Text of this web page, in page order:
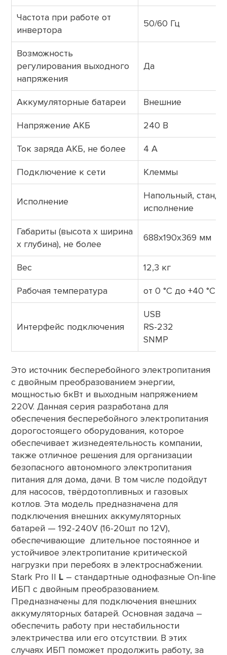
Частота при работе от
инвертора
50/60 Гц
Возможность
регулирования выходного
напряжения
Да
Аккумуляторные батареи Внешние
Напряжение АКБ 240 В
Ток заряда АКБ, не более 4 А
Подключение к сети Клеммы
Исполнение
Напольный,
исполнение
Габариты (высота х ширина
х глубина), не более
688x190x369 мм
Вес 12,3 кг
Рабочая температура от 0 °C до +40 °C
Интерфейс подключения
USB
RS-232
SNMP
Это источник бесперебойного электропитания
с двойным преобразованием энергии,
мощностью 6кВт и выходным напряжением
220V. Данная серия разработана для
обеспечения бесперебойного электропитания
дорогостоящего оборудования, которое
обеспечивает жизнедеятельность компании,
также отличное решения для организации
безопасного автономного электропитания
питания для дома, дачи. В том числе подойдут
для насосов, твёрдотопливных и газовых
котлов. Эта модель предназначена для
подключения внешних аккумуляторных
батарей — 192-240V (16-20шт по 12V),
обеспечивающие длительное постоянное и
устойчивое электропитание критической
нагрузки при перебоях в электроснабжении.
Stark Pro II L – стандартные однофазные On-line
ИБП с двойным преобразованием.
Предназначены для подключения внешних
аккумуляторных батарей. Основная задача –
обеспечить работу при нестабильности
электричества или его отсутствии. В этих
случаях ИБП поможет продолжить работу, за